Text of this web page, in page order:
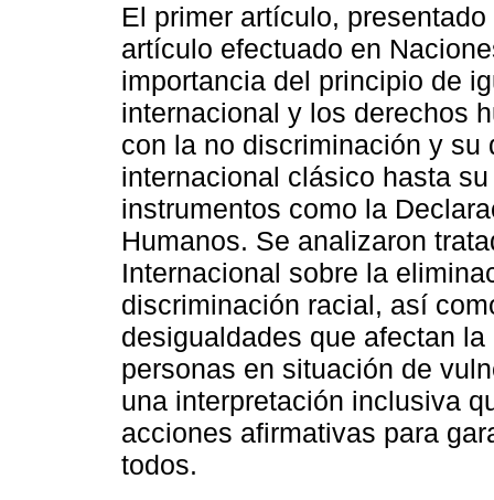
El primer artículo,
artículo efectuado en
importancia del principio de
internacional y los derechos
con la no discriminación y
internacional clásico hasta
instrumentos como la
Humanos. Se analizaron
Internacional sobre la
discriminación racial, así
desigualdades que afectan
personas en situación de
una interpretación inclusiva
acciones afirmativas para
todos.